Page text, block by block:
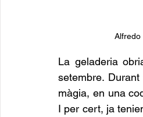
Alfredo
La geladeria
setembre.
màgia, en una
I per cert, ja